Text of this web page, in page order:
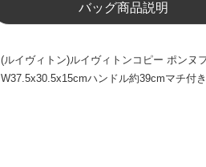
バッグ商品説明
(ルイヴィトン)ルイヴィトンコピー ポン
W37.5x30.5x15cmハンドル約39cmマチ付